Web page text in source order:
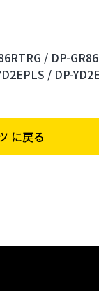
/ DP-
/ DP-
に戻る